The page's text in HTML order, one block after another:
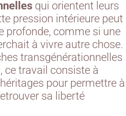
qui orientent leurs
pression intérieure peut
profonde, comme si une
à vivre autre chose.
transgénérationnelles
ce travail consiste à
pour permettre à
sa liberté